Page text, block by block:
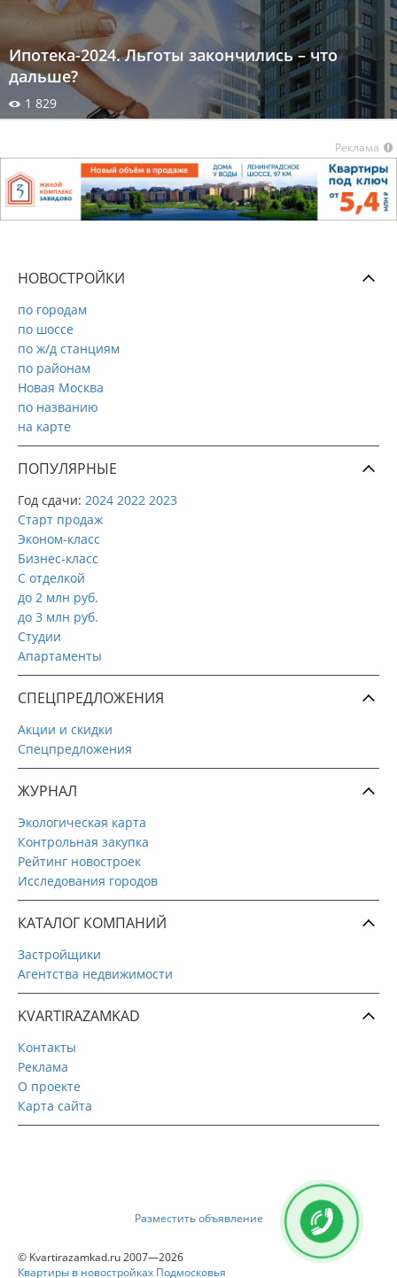
Ипотека-2024. Льготы закончились – что
дальше?
1 829
Реклама
НОВОСТРОЙКИ
по городам
по шоссе
по ж/д станциям
по районам
Новая Москва
по названию
на карте
ПОПУЛЯРНЫЕ
Год сдачи: 2024 2022 2023
Старт продаж
Эконом-класс
Бизнес-класс
С отделкой
до 2 млн руб.
до 3 млн руб.
Студии
Апартаменты
СПЕЦПРЕДЛОЖЕНИЯ
Акции и скидки
Спецпредложения
ЖУРНАЛ
Экологическая карта
Контрольная закупка
Рейтинг новостроек
Исследования городов
КАТАЛОГ КОМПАНИЙ
Застройщики
Агентства недвижимости
KVARTIRAZAMKAD
Контакты
Реклама
О проекте
Карта сайта
Разместить объявление
© Kvartirazamkad.ru 2007—2026
Квартиры в новостройках Подмосковья